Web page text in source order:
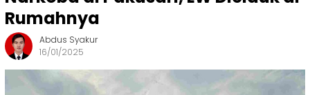
Rumahnya
Abdus Syakur
16/01/2025